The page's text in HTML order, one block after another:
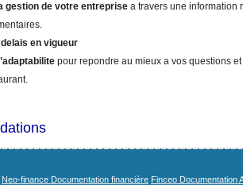
gestion de votre entreprise a travers une information
en vigueur
pour repondre au mieux a vos questions
Neo-finance Documentation financière Finceo Documentation